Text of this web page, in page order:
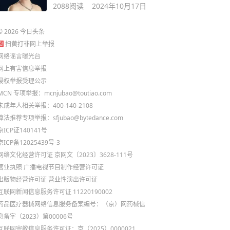
2088阅读 2024年10月17日
2026今日头条
扫黄打非网上举报
络谣言曝光台
上有害信息举报
权举报受理公示
专项举报：mcnjubao@toutiao.com
成年人相关举报：400-140-2108
法推荐专项举报：sfjubao@bytedance.com
ICP证140141号
ICP备12025439号-3
络文化经营许可证 京网文〔2023〕3628-111号
业执照 广播电视节目制作经营许可证
版物经营许可证 营业性演出许可证
联网新闻信息服务许可证 11220190002
品医疗器械网络信息服务备案编号：（京）网药械信
备字（2023）第00006号